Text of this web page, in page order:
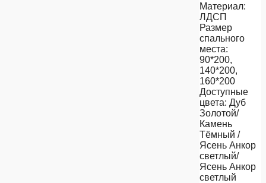
Материал:
ЛДСП
Размер
спального
места:
90*200,
140*200,
160*200
Доступные
цвета: Дуб
Золотой/
Камень
Тёмный /
Ясень Анкор
светлый/
Ясень Анкор
светлый